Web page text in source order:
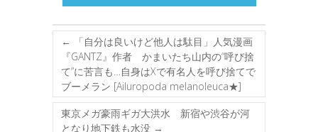
←
「自分は良いけど他人は駄目」人気漫画
『GANTZ』作者 かまいたち山内の“呼び捨
て”に苦言も…自身はXで有名人を呼び捨てで
ブーメラン [Ailuropoda melanoleuca★]
東京メガ豪雨ギガ大洪水 新宿や渋谷が河
となり地下鉄も水没 →